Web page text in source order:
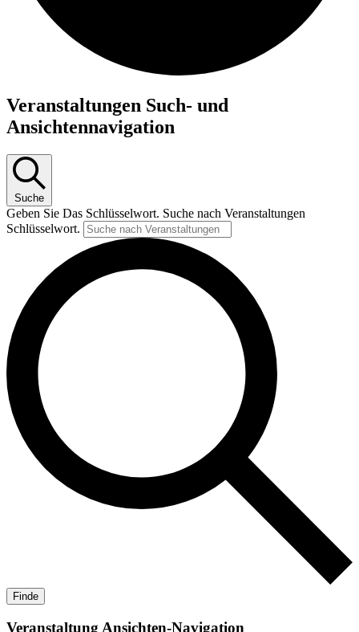
Veranstaltungen Such- und
Ansichtennavigation
Suche
Geben Sie Das Schlüsselwort. Suche nach Veranstaltungen
Schlüsselwort.
Finde
Veranstaltung Ansichten-Navigation